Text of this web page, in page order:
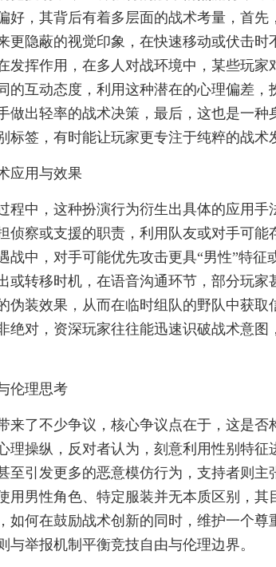
好，其背后有着多层面的战术考量，首
更隐蔽的视觉印象，在快速移动或伏击时
发挥作用，在多人对战环境中，某些玩
的互动态度，利用这种潜在的心理偏差
做出轻率的战术决策，最后，这也是一
标签，有时能让玩家更专注于纯粹的战术
应用与效果
程中，这种扮演行为衍生出具体的应用
侦察或支援的职责，利用队友或对手可
战中，对手可能优先攻击更具“男性”特
或转移时机，在语音沟通环节，部分玩
伪装效果，从而在临时组队的野队中获
绝对，资深玩家往往能迅速识破战术意
伦理思考
来了不少争议，核心争议点在于，这是
理操纵，反对者认为，刻意利用性别特
至引发更多的恶意模仿行为，支持者则
用男性角色、特定服装并无本质区别，
如何在鼓励战术创新的同时，维护一个
与举报机制平衡竞技自由与伦理边界。